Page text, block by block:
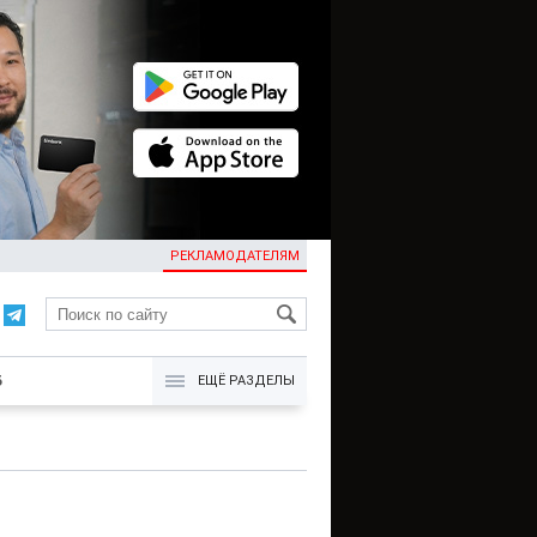
РЕКЛАМОДАТЕЛЯМ
KG
ЕЩЁ РАЗДЕЛЫ